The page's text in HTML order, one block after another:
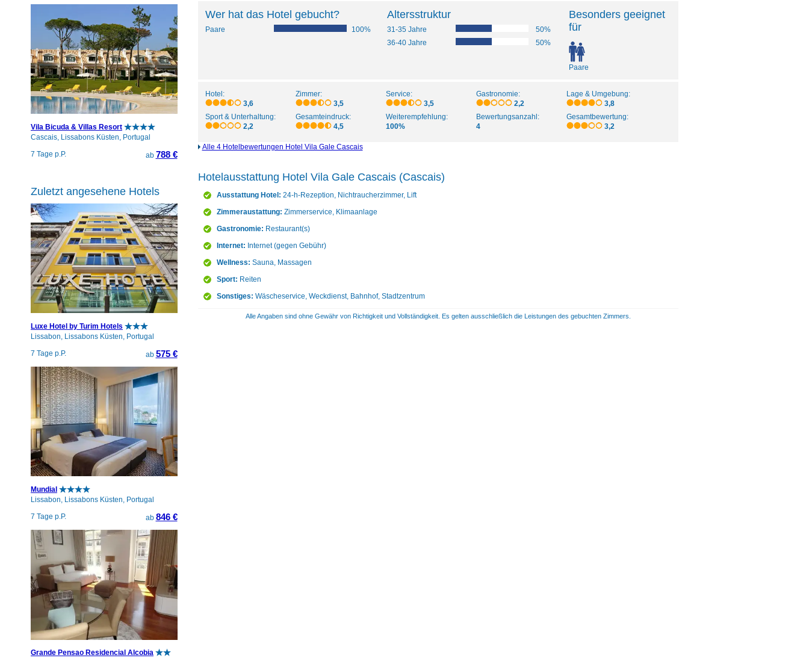
Wer hat das Hotel gebucht?
Paare 100%
Altersstruktur
31-35 Jahre
50%
36-40 Jahre
50%
Besonders geeignet
für
Paare
Hotel:
3,6
Zimmer:
3,5
Service:
3,5
Gastronomie:
2,2
Lage & Umgebung:
3,8
Sport & Unterhaltung:
2,2
Gesamteindruck:
4,5
Weiterempfehlung:
100%
Bewertungsanzahl:
4
Gesamtbewertung:
3,2
Alle 4 Hotelbewertungen Hotel Vila Gale Cascais
Hotelausstattung Hotel Vila Gale Cascais (Cascais)
Ausstattung Hotel: 24-h-Rezeption, Nichtraucherzimmer, Lift
Zimmeraustattung: Zimmerservice, Klimaanlage
Gastronomie: Restaurant(s)
Internet: Internet (gegen Gebühr)
Wellness: Sauna, Massagen
Sport: Reiten
Sonstiges: Wäscheservice, Weckdienst, Bahnhof, Stadtzentrum
Alle Angaben sind ohne Gewähr von Richtigkeit und Vollständigkeit. Es gelten ausschließlich die Leistungen des gebuchten Zimmers.
Vila Bicuda & Villas Resort
Cascais, Lissabons Küsten, Portugal
7 Tage p.P.
ab 788 €
Zuletzt angesehene Hotels
Luxe Hotel by Turim Hotels
Lissabon, Lissabons Küsten, Portugal
7 Tage p.P.
ab 575 €
Mundial
Lissabon, Lissabons Küsten, Portugal
7 Tage p.P.
ab 846 €
Grande Pensao Residencial Alcobia